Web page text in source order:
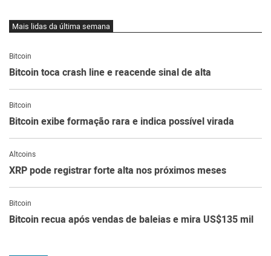
Mais lidas da última semana
Bitcoin
Bitcoin toca crash line e reacende sinal de alta
Bitcoin
Bitcoin exibe formação rara e indica possível virada
Altcoins
XRP pode registrar forte alta nos próximos meses
Bitcoin
Bitcoin recua após vendas de baleias e mira US$135 mil